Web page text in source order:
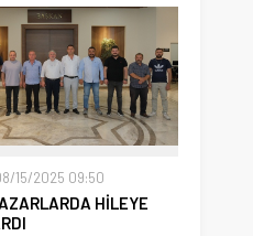
15/2025 09:50
HİLEYE